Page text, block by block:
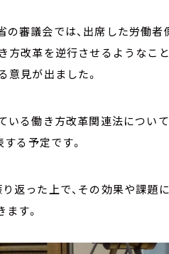
審議会では、出席した労働者
方改革を逆行させるようなこ
意見が出ました。
る働き方改革関連法につい
る予定です。
返った上で、その効果や課題
す。